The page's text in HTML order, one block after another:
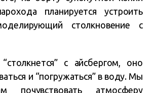
планируется устроить
столкновение с
с айсбергом, оно
и “погружаться” в воду. Мы
почувствовать атмосферу